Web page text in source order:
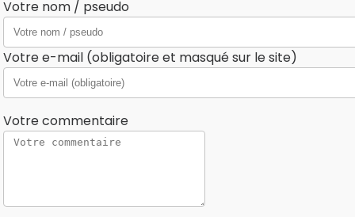
Votre nom / pseudo
Votre e-mail (obligatoire et masqué sur le site)
Votre commentaire